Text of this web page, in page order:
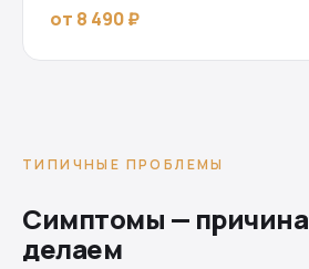
от 8 490 ₽
ТИПИЧНЫЕ ПРОБЛЕМЫ
Симптомы —
делаем